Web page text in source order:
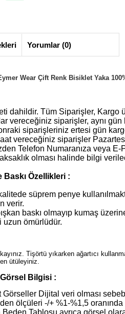
Yorumlar (0)
Wear Çift Renk Bisiklet Yaka
dahildir. Tüm Siparişler,
vereceğiniz siparişler, aynı
siparişleriniz ertesi gün
vereceğiniz siparişler
Telefon Numaranıza veya E-
olması halinde bilgi
Baskı Özellikleri :
süprem penye
verir.
baskı olmayıp kumaş
uzun ömürlüdür.
Tişörtü yıkarken ağartıcı
ütüleyiniz.
Bilgisi :
Dijital veri olması
ölçüleri -/+ %1-%1,5
Beden Tablosu ayrıca görsel